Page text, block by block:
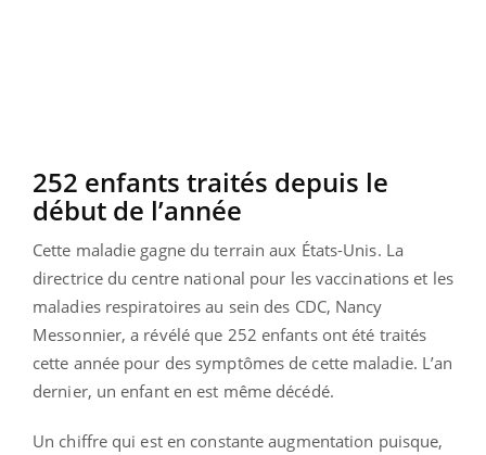
252 enfants traités depuis le
début de l’année
Cette maladie gagne du terrain aux États-Unis. La
directrice du centre national pour les vaccinations et les
maladies respiratoires au sein des CDC, Nancy
Messonnier, a révélé que 252 enfants ont été traités
cette année pour des symptômes de cette maladie. L’an
dernier, un enfant en est même décédé.
Un chiffre qui est en constante augmentation puisque,